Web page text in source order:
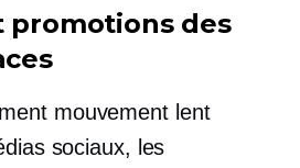
promotions des
mouvement lent
sociaux, les